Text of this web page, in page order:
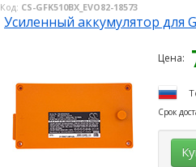
Код: CS-GFK510BX_EVO82-18573
Усиленный аккумулятор для
Цена:
Срок